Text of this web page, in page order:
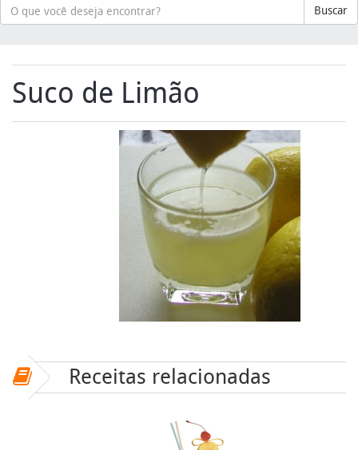
Buscar
Suco de Limão
Receitas relacionadas